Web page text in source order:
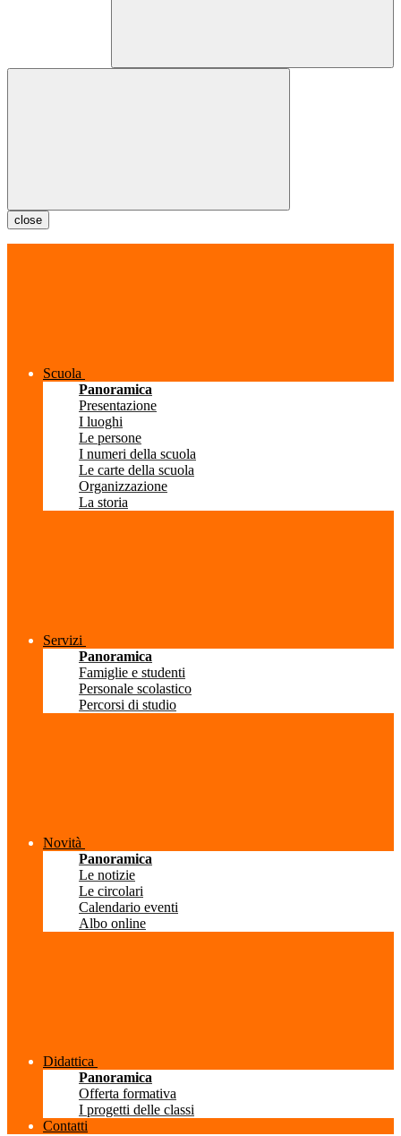
close
Scuola
Panoramica
Presentazione
I luoghi
Le persone
I numeri della scuola
Le carte della scuola
Organizzazione
La storia
Servizi
Panoramica
Famiglie e studenti
Personale scolastico
Percorsi di studio
Novità
Panoramica
Le notizie
Le circolari
Calendario eventi
Albo online
Didattica
Panoramica
Offerta formativa
I progetti delle classi
Contatti